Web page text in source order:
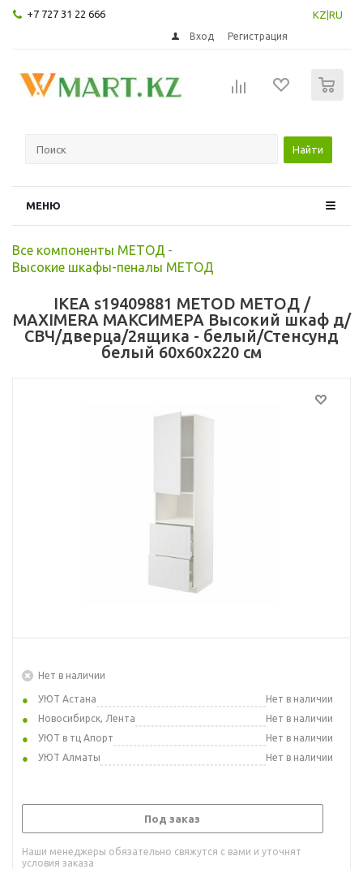
+7 727 31 22 666 KZ RU
Вход Регистрация
Найти
МЕНЮ
Все компоненты МЕТОД -
Высокие шкафы-пеналы МЕТОД
IKEA s19409881 METOD МЕТОД /
MAXIMERA МАКСИМЕРА Высокий шкаф д/
СВЧ/дверца/2ящика - белый/Стенсунд
белый 60x60x220 см
Нет в наличии
УЮТ Астана
Нет в наличии
Новосибирск, Лента
Нет в наличии
УЮТ в тц Апорт
Нет в наличии
УЮТ Алматы
Нет в наличии
Под заказ
Наши менеджеры обязательно свяжутся с вами и уточнят
условия заказа